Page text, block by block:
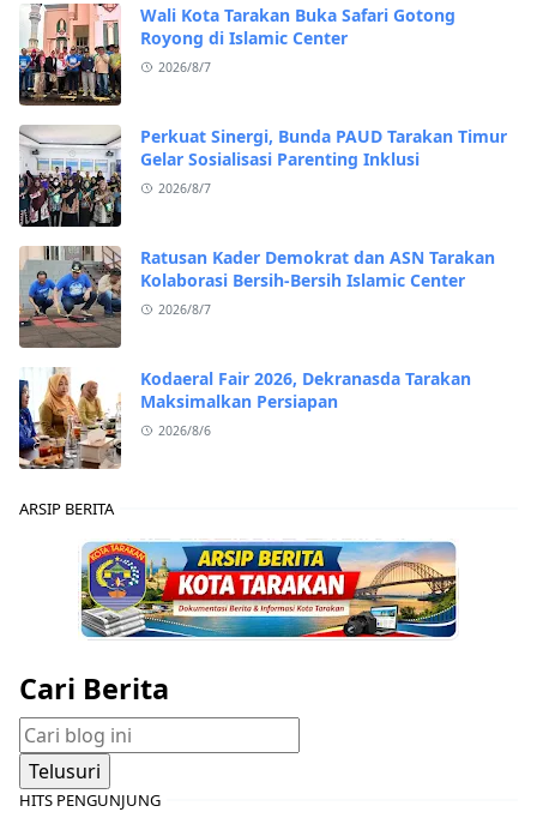
Wali Kota Tarakan Buka Safari Gotong
Royong di Islamic Center
2026/8/7
Perkuat Sinergi, Bunda PAUD Tarakan Timur
Gelar Sosialisasi Parenting Inklusi
2026/8/7
Ratusan Kader Demokrat dan ASN Tarakan
Kolaborasi Bersih-Bersih Islamic Center
2026/8/7
Kodaeral Fair 2026, Dekranasda Tarakan
Maksimalkan Persiapan
2026/8/6
ARSIP BERITA
Cari Berita
HITS PENGUNJUNG